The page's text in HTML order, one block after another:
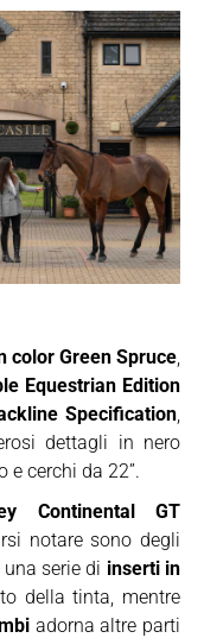
color Green Spruce
Equestrian Edition
Specification
dettagli in nero
cerchi da 22”.
Continental GT
notare sono degli
serie di inserti in
della tinta, mentre
adorna altre parti